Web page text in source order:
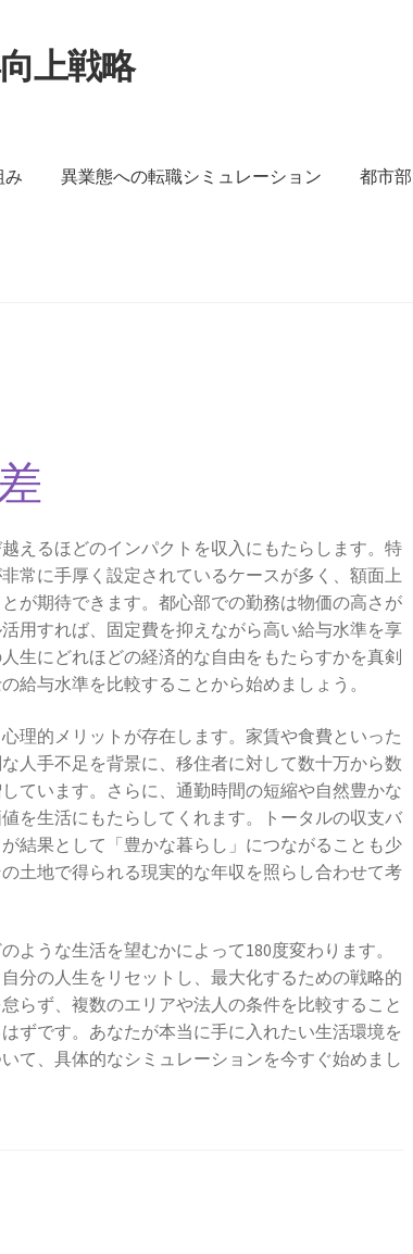
上戦略
み 異業態への転職シミュレーション 都市
えるほどのインパクトを収入にもたらします。特
常に手厚く設定されているケースが多く、額面上
が期待できます。都心部での勤務は物価の高さが
用すれば、固定費を抑えながら高い給与水準を享
生にどれほどの経済的な自由をもたらすかを真剣
給与水準を比較することから始めましょう。
理的メリットが存在します。家賃や食費といった
人手不足を背景に、移住者に対して数十万から数
ています。さらに、通勤時間の短縮や自然豊かな
を生活にもたらしてくれます。トータルの収支バ
結果として「豊かな暮らし」につながることも少
土地で得られる現実的な年収を照らし合わせて考
うな生活を望むかによって180度変わります。
分の人生をリセットし、最大化するための戦略的
らず、複数のエリアや法人の条件を比較すること
ずです。あなたが本当に手に入れたい生活環境を
て、具体的なシミュレーションを今すぐ始めまし